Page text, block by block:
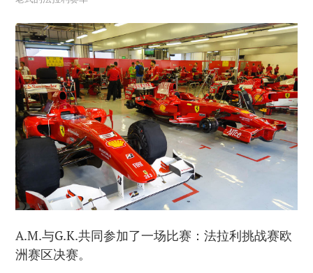
A.M.与G.K.共同参加了一场比赛：法拉利挑战赛欧
洲赛区决赛。